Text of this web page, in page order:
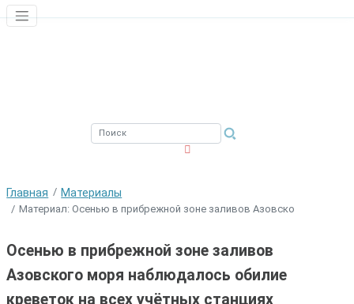
Главная Материалы
Материал: Осенью в прибрежной зоне заливов Азовско
Осенью в прибрежной зоне заливов
Азовского моря наблюдалось обилие
креветок на всех учётных станциях